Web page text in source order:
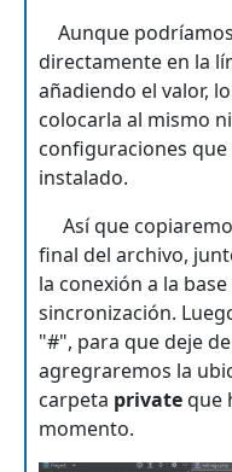
Aunque
directamente en la
añadiendo el valor,
colocarla al mismo
configuraciones
instalado.
Así que
final del archivo,
la conexión a la
sincronización.
"#", para que deje
agregraremos la
carpeta privateque
momento.